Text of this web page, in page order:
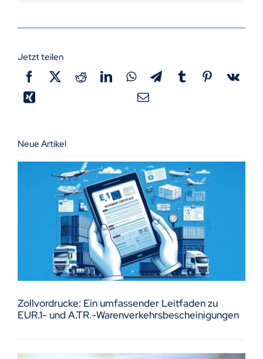
Jetzt teilen
Neue Artikel
Zollvordrucke: Ein umfassender Leitfaden zu
EUR.1- und A.TR.-Warenverkehrsbescheinigungen